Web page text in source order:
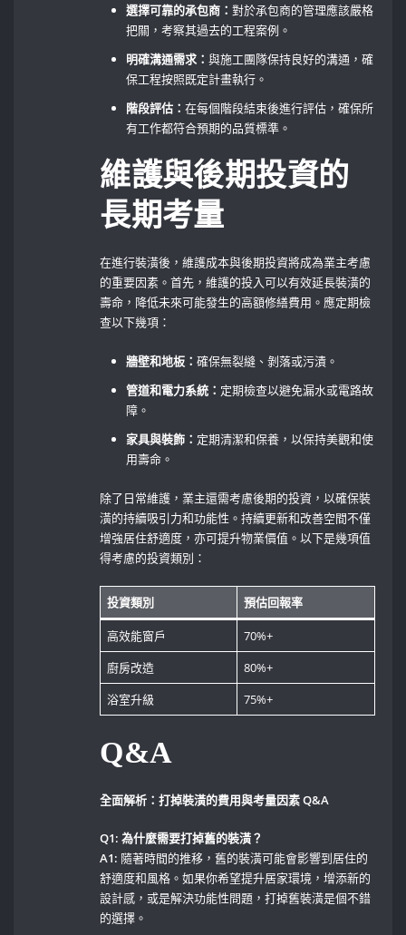
選擇可靠的承包商：對於承包商的管理應該嚴格
把關，考察其過去的工程案例。
明確溝通需求：與施工團隊保持良好的溝通，確
保工程按照既定計畫執行。
階段評估：在每個階段結束後進行評估，確保所
有工作都符合預期的品質標準。
維護與後期投資的
長期考量
在進行裝潢後，維護成本與後期投資將成為業主考慮
的重要因素。首先，維護的投入可以有效延長裝潢的
壽命，降低未來可能發生的高額修繕費用。應定期檢
查以下幾項：
牆壁和地板：確保無裂縫、剝落或污漬。
管道和電力系統： 定期檢查以避免漏水或電路故
障。
家具與裝飾： 定期清潔和保養，以保持美觀和使
用壽命。
除了日常維護，業主還需考慮後期的投資，以確保裝
潢的持續吸引力和功能性。持續更新和改善空間不僅
增強居住舒適度，亦可提升物業價值。以下是幾項值
得考慮的投資類別：
投資類別 預估回報率
高效能窗戶
70%+
廚房改造
80%+
浴室升級
75%+
Q&A
全面解析：打掉裝潢的費用與考量因素 Q&A
Q1: 為什麼需要打掉舊的裝潢？
A1: ⁤隨著時間的推移，舊的裝潢可能會影響到居住的
舒適度和風格。如果你希望提升居家環境，增添新的
設計感，或是解決功能性問題，打掉舊裝潢是個不錯
的選擇。